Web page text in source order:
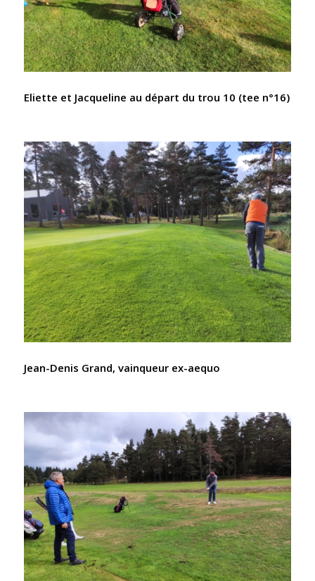
Eliette et Jacqueline au départ du trou 10 (tee n°16)
Jean-Denis Grand, vainqueur ex-aequo